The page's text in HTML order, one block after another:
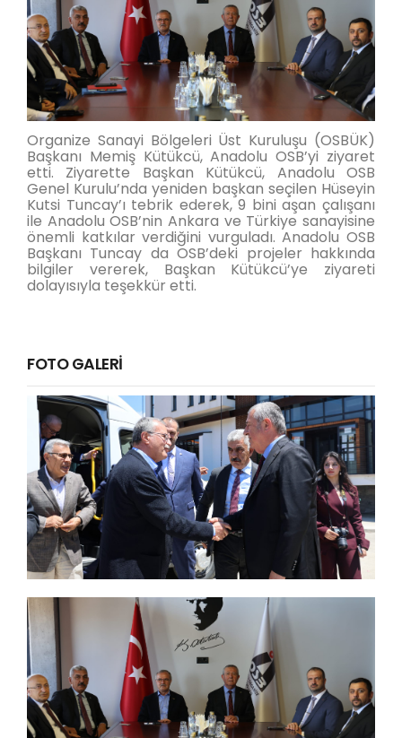
Organize Sanayi Bölgeleri Üst Kuruluşu (OSBÜK)
Başkanı Memiş Kütükcü, Anadolu OSB’yi ziyaret
etti. Ziyarette Başkan Kütükcü, Anadolu OSB
Genel Kurulu’nda yeniden başkan seçilen Hüseyin
Kutsi Tuncay’ı tebrik ederek, 9 bini aşan çalışanı
ile Anadolu OSB’nin Ankara ve Türkiye sanayisine
önemli katkılar verdiğini vurguladı. Anadolu OSB
Başkanı Tuncay da OSB’deki projeler hakkında
bilgiler vererek, Başkan Kütükcü’ye ziyareti
dolayısıyla teşekkür etti.
FOTO GALERİ